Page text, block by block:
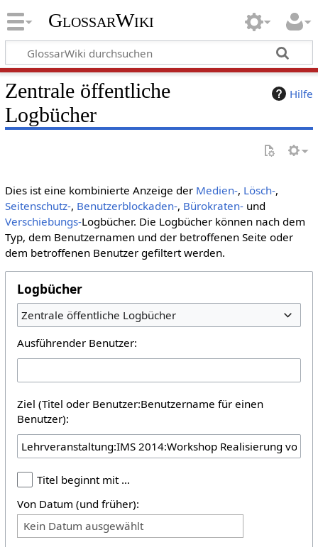
GlossarWiki
Hilfe
Zentrale öffentliche
Logbücher
Dies ist eine kombinierte Anzeige der Medien-, Lösch-,
Seitenschutz-, Benutzerblockaden-, Bürokraten-und
Verschiebungs-Logbücher. Die Logbücher können nach dem
Typ, dem Benutzernamen und der betroffenen Seite oder
dem betroffenen Benutzer gefiltert werden.
Logbücher
Zentrale öffentliche Logbücher
Ausführender Benutzer:
Ziel (Titel oder Benutzer:Benutzername für einen
Benutzer):
Titel beginnt mit …
Von Datum (und früher):
Kein Datum ausgewählt